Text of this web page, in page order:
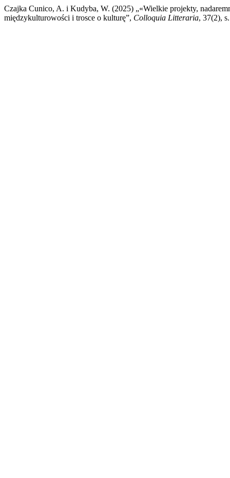
Czajka Cunico, A. i Kudyba, W. (2025) „«Wielkie projekty,
międzykulturowości i trosce o kulturę”, Colloquia Litteraria, 37(2),